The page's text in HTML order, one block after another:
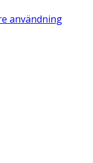
användning